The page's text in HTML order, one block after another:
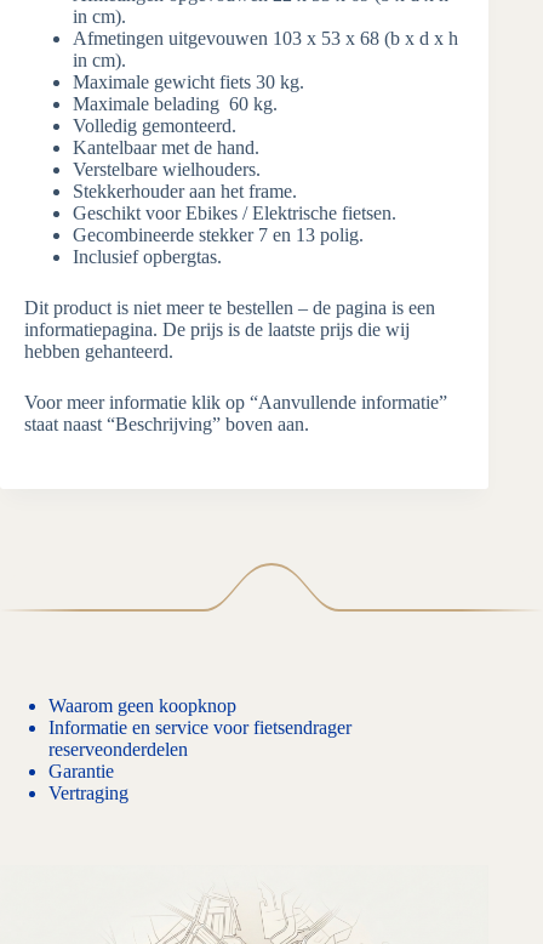
in cm).
Afmetingen uitgevouwen 103 x 53 x 68 (b x d x h
in cm).
Maximale gewicht fiets 30 kg.
Maximale belading 60 kg.
Volledig gemonteerd.
Kantelbaar met de hand.
Verstelbare wielhouders.
Stekkerhouder aan het frame.
Geschikt voor Ebikes / Elektrische fietsen.
Gecombineerde stekker 7 en 13 polig.
Inclusief opbergtas.
Dit product is niet meer te bestellen – de pagina is een
informatiepagina. De prijs is de laatste prijs die wij
hebben gehanteerd.
Voor meer informatie klik op “Aanvullende informatie”
staat naast “Beschrijving” boven aan.
Waarom geen koopknop
Informatie en service voor fietsendrager
reserveonderdelen
Garantie
Vertraging